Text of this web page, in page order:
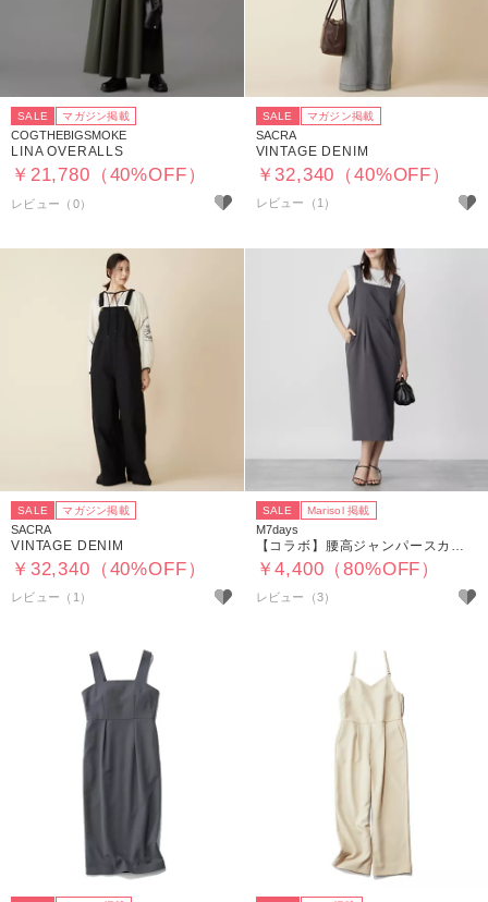
SALE マガジン掲載
COGTHEBIGSMOKE
LINA OVERALLS
￥21,780（40%OFF）
SALE マガジン掲載
SACRA
VINTAGE DENIM
￥32,340（40%OFF）
レビュー（1）
SALE マガジン掲載
SACRA
VINTAGE DENIM
￥32,340（40%OFF）
レビュー（1）
SALE Marisol 掲載
M7days
【コラボ】腰高ジャンパースカート
￥4,400（80%OFF）
レビュー（3）